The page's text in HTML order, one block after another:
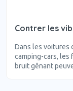
Contrer les
Dans les voitures
camping-cars, les
bruit gênant